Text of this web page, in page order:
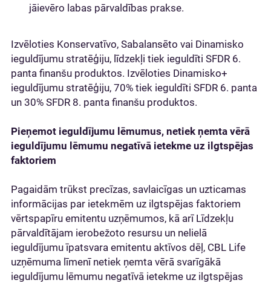
jāievēro labas pārvaldības prakse.
Izvēloties Konservatīvo, Sabalansēto vai Dinamisko
ieguldījumu stratēģiju, līdzekļi tiek ieguldīti SFDR 6.
panta finanšu produktos. Izvēloties Dinamisko+
ieguldījumu stratēģiju, 70% tiek ieguldīti SFDR 6. panta
un 30% SFDR 8. panta finanšu produktos.
Pieņemot ieguldījumu lēmumus, netiek ņemta vērā
ieguldījumu lēmumu negatīvā ietekme uz ilgtspējas
faktoriem
Pagaidām trūkst precīzas, savlaicīgas un uzticamas
informācijas par ietekmēm uz ilgtspējas faktoriem
vērtspapīru emitentu uzņēmumos, kā arī Līdzekļu
pārvaldītājam ierobežoto resursu un nelielā
ieguldījumu īpatsvara emitentu aktīvos dēļ, CBL Life
uzņēmuma līmenī netiek ņemta vērā svarīgākā
ieguldījumu lēmumu negatīvā ietekme uz ilgtspējas